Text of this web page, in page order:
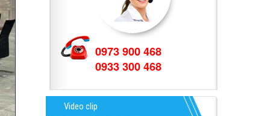
0973 900 468
0933 300 468
Video clip